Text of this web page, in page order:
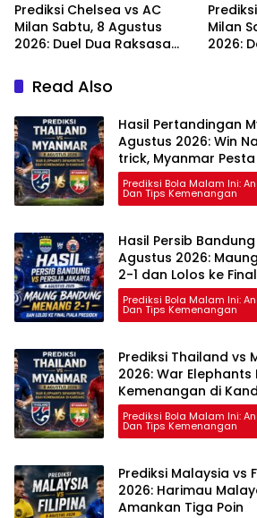
Prediksi Chelsea vs AC
Milan Sabtu, 8 Agustus
2026: Duel Dua Raksasa
Milan
2026:
Read Also
Hasil Pertandingan
Agustus 2026: Win
trick, Myanmar
Prediksi Bola Malam Ini:
Dan Tips Kemenangan
Hasil Persib
Agustus 2026:
2-1 dan Lolos ke
Prediksi Bola Malam Ini:
Dan Tips Kemenangan
Prediksi Thailand vs
2026: War
Kemenangan di
Prediksi Bola Malam Ini:
Dan Tips Kemenangan
Prediksi Malaysia vs
2026: Harimau
Amankan Tiga Poin